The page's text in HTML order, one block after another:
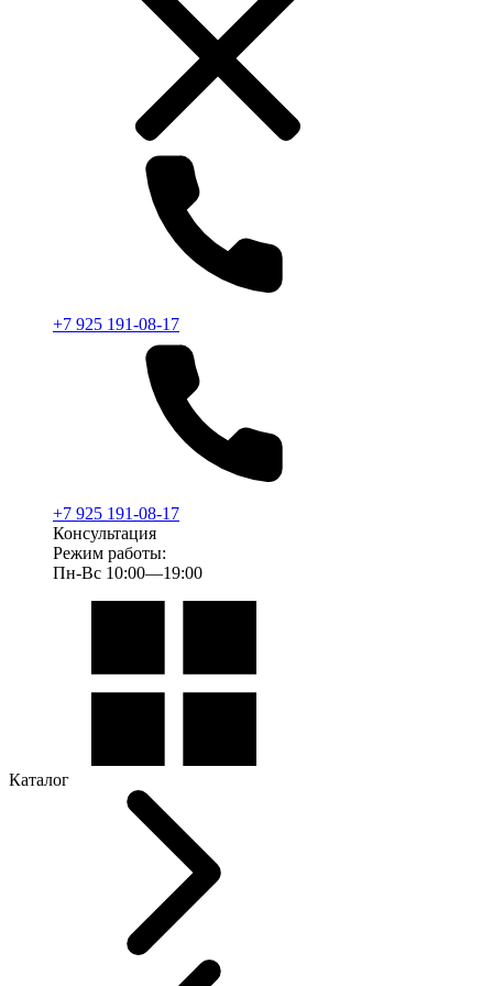
+7 925 191-08-17
+7 925 191-08-17
Консультация
Режим работы:
Пн-Вс 10:00—19:00
Каталог